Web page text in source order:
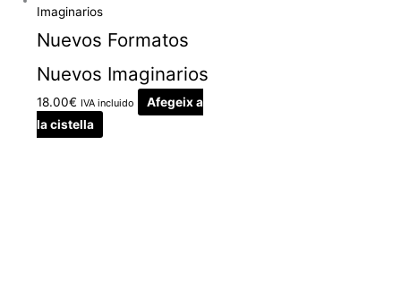
Nuevos Formatos
Nuevos Imaginarios
18.00€ IVA incluido
Afegeix a
la cistella